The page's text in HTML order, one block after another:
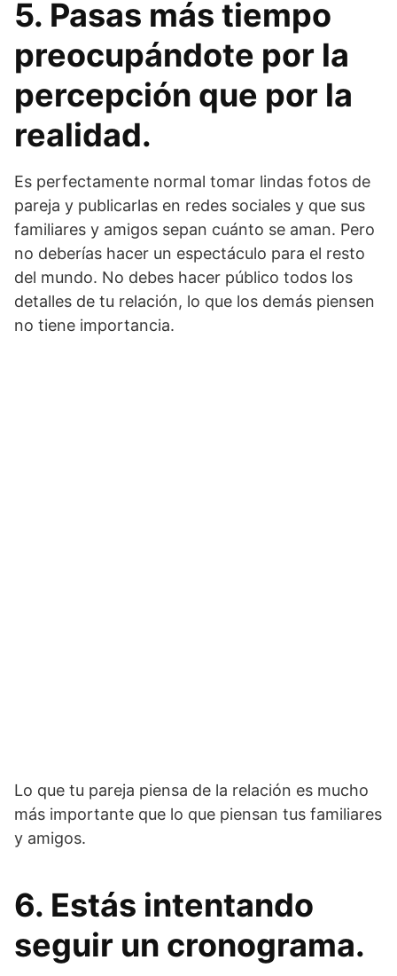
5. Pasas más tiempo
preocupándote por la
percepción que por la
realidad.
Es perfectamente normal tomar lindas fotos de
pareja y publicarlas en redes sociales y que sus
familiares y amigos sepan cuánto se aman. Pero
no deberías hacer un espectáculo para el resto
del mundo. No debes hacer público todos los
detalles de tu relación, lo que los demás piensen
no tiene importancia.
Lo que tu pareja piensa de la relación es mucho
más importante que lo que piensan tus familiares
y amigos.
6. Estás intentando
seguir un cronograma.